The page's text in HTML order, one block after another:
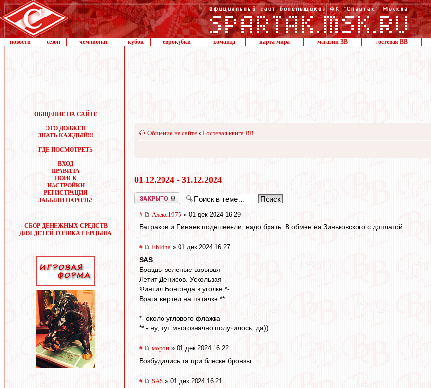
новости сезон чемпионат кубок еврокубки команда карта мира магазин ВВ гостевая ВВ
ОБЩЕНИЕ НА САЙТЕ
ЭТО ДОЛЖЕН
ЗНАТЬ КАЖДЫЙ!!!
ГДЕ ПОСМОТРЕТЬ
ВХОД
ПРАВИЛА
ПОИСК
НАСТРОЙКИ
РЕГИСТРАЦИЯ
ЗАБЫЛИ ПАРОЛЬ?
СБОР ДЕНЕЖНЫХ СРЕДСТВ
ДЛЯ ДЕТЕЙ ТОЛИКА ГЕРЦЫНА
Общение на сайте ‹ Гостевая книга ВВ
01.12.2024 - 31.12.2024
Закрыто
# Алекс1975 » 01 дек 2024 16:29
Батраков и Пиняев подешевели, надо брать. В обмен на Зиньковского с доплатой.
# Ehidna » 01 дек 2024 16:27
SAS
Бразды зеленые взрывая
Летит Денисов. Ускользая
Финтил Бонгонда в уголке *-
Врага вертел на пятачке **
*- около углового флажка
** - ну, тут многозначно получилось, да))
# морон » 01 дек 2024 16:22
Возбудились та при блеске бронзы
# SAS » 01 дек 2024 16:21